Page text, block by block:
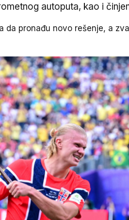
autoputa, kao i
pronađu novo rešenje, a